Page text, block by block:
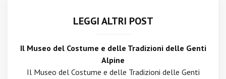
LEGGI ALTRI POST
Il Museo del Costume e delle Tradizioni delle Genti
Alpine
Il Museo del Costume e delle Tradizioni delle Genti